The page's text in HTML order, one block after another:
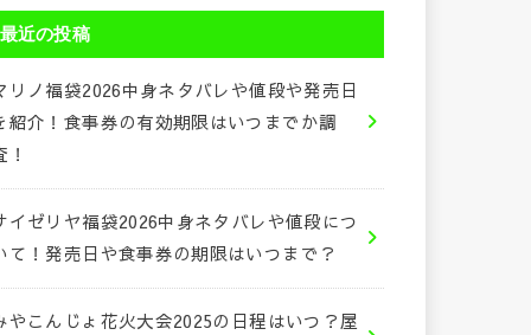
最近の投稿
リノ福袋2026中身ネタバレや値段や発売日
紹介！食事券の有効期限はいつまでか調
！
イゼリヤ福袋2026中身ネタバレや値段につ
て！発売日や食事券の期限はいつまで？
やこんじょ花火大会2025の日程はいつ？屋